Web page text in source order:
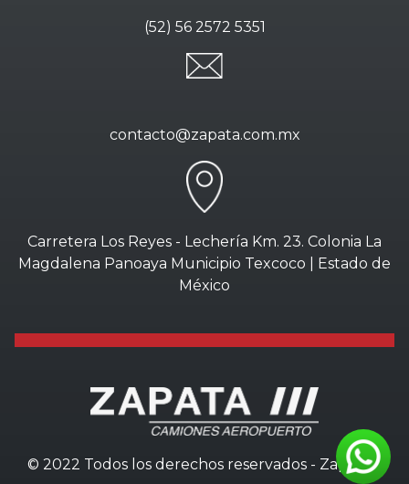
(52) 56 2572 5351
contacto@zapata.com.mx
Carretera Los Reyes - Lechería Km. 23. Colonia La
Magdalena Panoaya Municipio Texcoco | Estado de
México
© 2022 Todos los derechos reservados - Zapata///